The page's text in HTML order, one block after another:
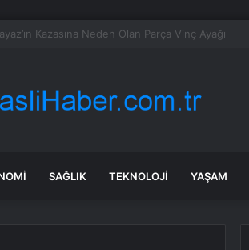
Yoğunluğu
SAĞLIK TEKNOLOJI YAŞAM